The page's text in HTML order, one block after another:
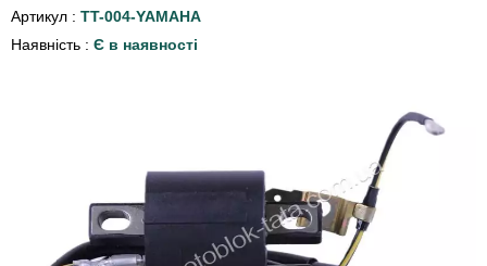
Артикул : TT-004-YAMAHA
Наявність : Є в наявності